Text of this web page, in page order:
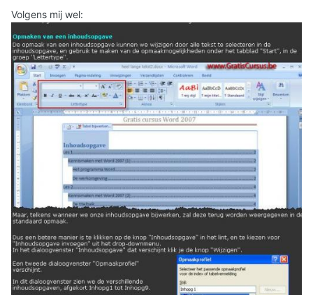
Volgens mij wel: